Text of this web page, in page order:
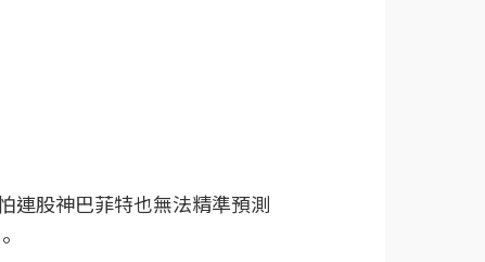
連股神巴菲特也無法精準預測